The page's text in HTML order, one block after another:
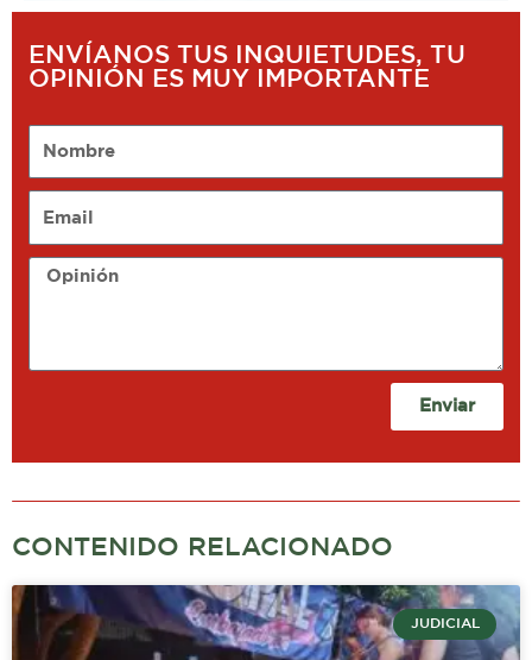
ENVÍANOS TUS INQUIETUDES, TU
OPINIÓN ES MUY IMPORTANTE
Opinión
Enviar
CONTENIDO RELACIONADO
JUDICIAL